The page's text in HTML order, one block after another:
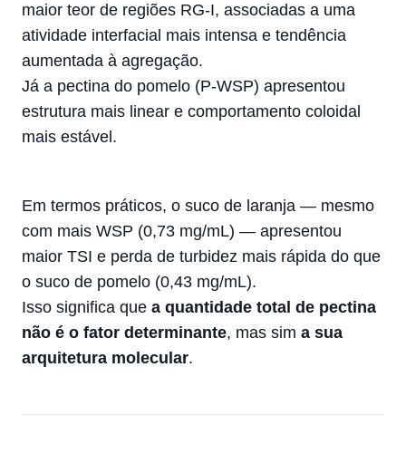
maior teor de regiões RG-I, associadas a uma
atividade interfacial mais intensa e tendência
aumentada à agregação.
Já a pectina do pomelo (P-WSP) apresentou
estrutura mais linear e comportamento coloidal
mais estável.
Em termos práticos, o suco de laranja — mesmo
com mais WSP (0,73 mg/mL) — apresentou
maior TSI e perda de turbidez mais rápida do que
o suco de pomelo (0,43 mg/mL).
Isso significa que a quantidade total de pectina
não é o fator determinante, mas sim a sua
arquitetura molecular.